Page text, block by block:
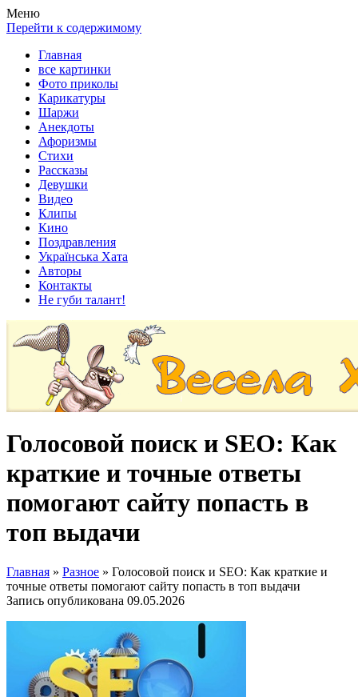
Весела хата — прикольные картинки, смешные истории,
клипы!
Покажем всем ваши фото приколы, карикатуры, шаржи, стихи,
рассказы, видео и песни!
Меню
Перейти к содержимому
Главная
все картинки
Фото приколы
Карикатуры
Шаржи
Анекдоты
Афоризмы
Стихи
Рассказы
Девушки
Видео
Клипы
Кино
Поздравления
Українська Хата
Авторы
Контакты
Не губи талант!
Голосовой поиск и SEO: Как
краткие и точные ответы
помогают сайту попасть в
топ выдачи
Главная » Разное » Голосовой поиск и SEO: Как краткие и
точные ответы помогают сайту попасть в топ выдачи
Запись опубликована 09.05.2026